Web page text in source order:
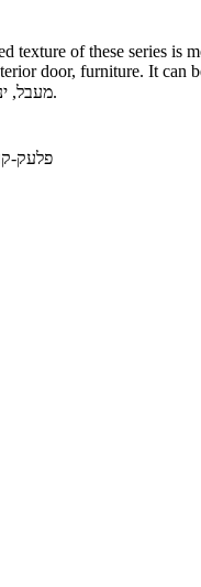
texture of these series
door, furniture. It can
מעבל, ינלענדיש טירן, קיך קאַבאַנאַץ, קלאָזעט קאַבאַנאַץ.
פלעק-